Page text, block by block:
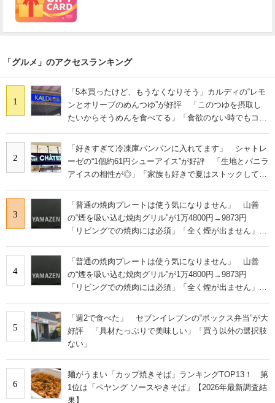
「グルメ」のアクセスランキング
1
「5本買ったけど、もうなくなりそう」カルディの“レモ
ンとオリーブのめんつゆ”が好評 「このつゆを摂取し
たいからそうめんを食べてる」「食欲のない時でもコレ
2
「好きすぎて冷凍庫パンパンに入れてます」 シャトレ
ーゼの“1個約61円シューアイス”が好評 「生地とバニラ
アイスの相性が◎」「家族も好きで夏はストックして
3
「普通の焼肉プレートは使う気になりません」 山善
の“煙を吸い込む焼肉グリル”が1万4800円→9873円
「リビングでの焼肉には必須」「全く煙が出ません」と
4
「普通の焼肉プレートは使う気になりません」 山善
の“煙を吸い込む焼肉グリル”が1万4800円→9873円
「リビングでの焼肉には必須」「全く煙が出ません」と
5
「週2で食べた」 セブンイレブンの“ボックス弁当”が大
好評 「具材たっぷりで美味しい」「買う以外の選択肢
ない」
6
麺がうまい「カップ焼きそば」ランキングTOP13！ 第
1位は「ペヤング ソースやきそば」【2026年最新調査結
果】